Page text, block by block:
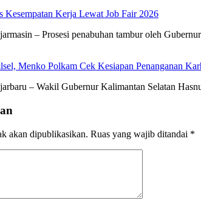
Kesempatan Kerja Lewat Job Fair 2026
– Prosesi penabuhan tambur oleh
Menko Polkam Cek Kesiapan Penanganan
– Wakil Gubernur Kalimantan Selatan
akan dipublikasikan. Ruas yang wajib ditandai *